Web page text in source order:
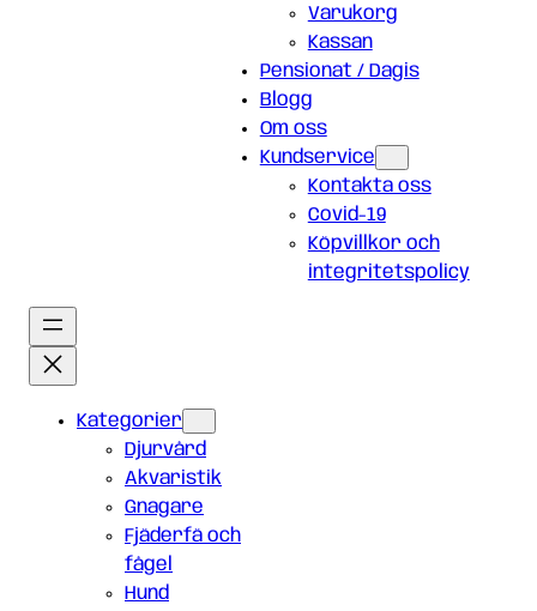
Varukorg
Kassan
Pensionat / Dagis
Blogg
Om oss
Kundservice
Kontakta oss
Covid-19
Köpvillkor och
integritetspolicy
Kategorier
Djurvård
Akvaristik
Gnagare
Fjäderfä och
fågel
Hund